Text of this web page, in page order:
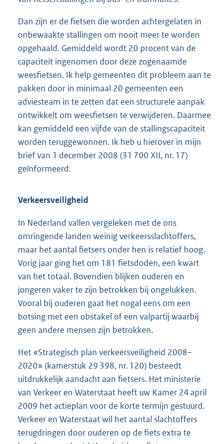
Dan zijn er de fietsen die worden achtergelaten in
onbewaakte stallingen om nooit meer te worden
opgehaald. Gemiddeld wordt 20 procent van de
capaciteit ingenomen door deze zogenaamde
weesfietsen. Ik help gemeenten dit probleem aan te
pakken door in minimaal 20 gemeenten een
adviesteam in te zetten dat een structurele aanpak
ontwikkelt om weesfietsen te verwijderen. Daarmee
kan gemiddeld een vijfde van de stallingscapaciteit
worden teruggewonnen. Ik heb u hierover in mijn
brief van 1 december 2008 (31 700 XII, nr. 17)
geïnformeerd.
Verkeersveiligheid
In Nederland vallen vergeleken met de ons
omringende landen weinig verkeersslachtoffers,
maar het aantal fietsers onder hen is relatief hoog.
Vorig jaar ging het om 181 fietsdoden, een kwart
van het totaal. Bovendien blijken ouderen en
jongeren vaker te zijn betrokken bij ongelukken.
Vooral bij ouderen gaat het nogal eens om een
botsing met een obstakel of een valpartij waarbij
geen andere mensen zijn betrokken.
Het «Strategisch plan verkeersveiligheid 2008–
2020» (kamerstuk 29 398, nr. 120) besteedt
uitdrukkelijk aandacht aan fietsers. Het ministerie
van Verkeer en Waterstaat heeft uw Kamer 24 april
2009 het actieplan voor de korte termijn gestuurd.
Verkeer en Waterstaat wil het aantal slachtoffers
terugdringen door ouderen op de fiets extra te